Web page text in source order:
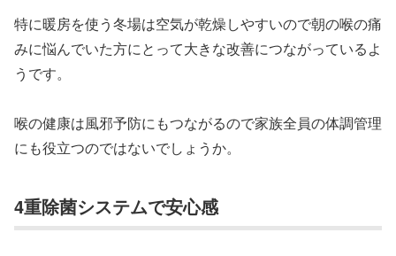
特に暖房を使う冬場は空気が乾燥しやすいので朝の喉の痛
みに悩んでいた方にとって大きな改善につながっているよ
うです。
喉の健康は風邪予防にもつながるので家族全員の体調管理
にも役立つのではないでしょうか。
4重除菌システムで安心感